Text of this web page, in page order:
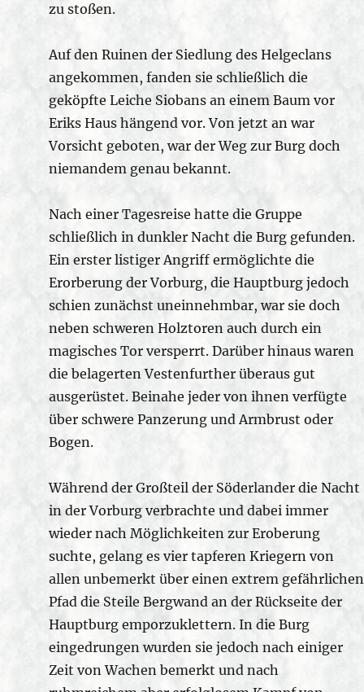
zu stoßen.
Auf den Ruinen der Siedlung des Helgeclans
angekommen, fanden sie schließlich die
geköpfte Leiche Siobans an einem Baum vor
Eriks Haus hängend vor. Von jetzt an war
Vorsicht geboten, war der Weg zur Burg doch
niemandem genau bekannt.
Nach einer Tagesreise hatte die Gruppe
schließlich in dunkler Nacht die Burg gefunden.
Ein erster listiger Angriff ermöglichte die
Erorberung der Vorburg, die Hauptburg jedoch
schien zunächst uneinnehmbar, war sie doch
neben schweren Holztoren auch durch ein
magisches Tor versperrt. Darüber hinaus waren
die belagerten Vestenfurther überaus gut
ausgerüstet. Beinahe jeder von ihnen verfügte
über schwere Panzerung und Armbrust oder
Bogen.
Während der Großteil der Söderlander die Nacht
in der Vorburg verbrachte und dabei immer
wieder nach Möglichkeiten zur Eroberung
suchte, gelang es vier tapferen Kriegern von
allen unbemerkt über einen extrem gefährlichen
Pfad die Steile Bergwand an der Rückseite der
Hauptburg emporzuklettern. In die Burg
eingedrungen wurden sie jedoch nach einiger
Zeit von Wachen bemerkt und nach